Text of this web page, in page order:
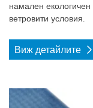
намален
ветровити условия.
Виж детайлите
Виж детайлите Меш